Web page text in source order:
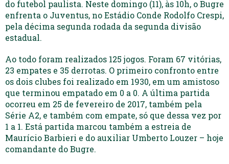
do futebol paulista. Neste domingo (11), às 10h, o Bugre
enfrenta o Juventus, no Estádio Conde Rodolfo Crespi,
pela décima segunda rodada da segunda divisão
estadual.
Ao todo foram realizados 125 jogos. Foram 67 vitórias,
23 empates e 35 derrotas. O primeiro confronto entre
os dois clubes foi realizado em 1930, em um amistoso
que terminou empatado em 0 a 0. A última partida
ocorreu em 25 de fevereiro de 2017, também pela
Série A2, e também com empate, só que dessa vez por
1 a 1. Está partida marcou também a estreia de
Maurício Barbieri e do auxiliar Umberto Louzer – hoje
comandante do Bugre.